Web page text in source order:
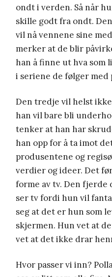
ondt i verden. Så når
skille godt fra ondt.
vil nå vennene sine
merker at de blir
han å finne ut hva
i seriene de følger med
Den tredje vil helst
han vil bare bli
tenker at han har
han opp for å ta imot
produsentene og
verdier og ideer. Det
forme av tv. Den fjerde
ser tv fordi hun vil
seg at det er hun som
skjermen. Hun vet at
vet at det ikke drar
Hvor passer vi inn?